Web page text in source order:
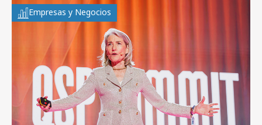
Empresas y Negocios